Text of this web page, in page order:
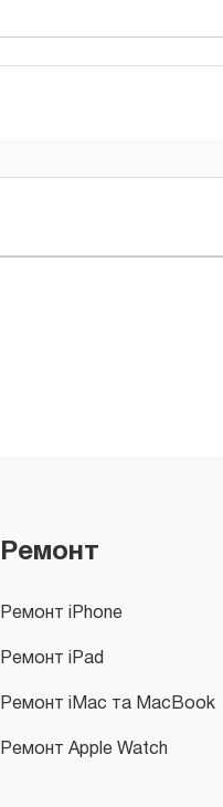
Ремонт
Ремонт iPhone
Ремонт iPad
Ремонт iMac та MacBook
Ремонт Apple Watch